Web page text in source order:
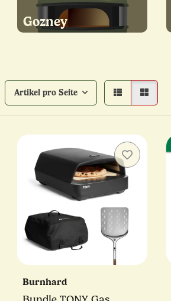
Gozney
Artikel pro Seite
Burnhard